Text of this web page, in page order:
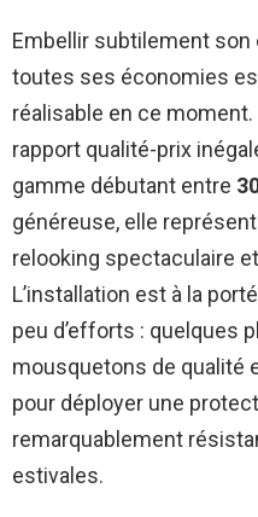
Embellir subtilement
toutes ses économies
réalisable en ce
rapport qualité-prix
gamme débutant entre
généreuse, elle
relooking spectaculaire et
L’installation est à la
peu d’efforts : quelques
mousquetons de qualité
pour déployer une
remarquablement
estivales.